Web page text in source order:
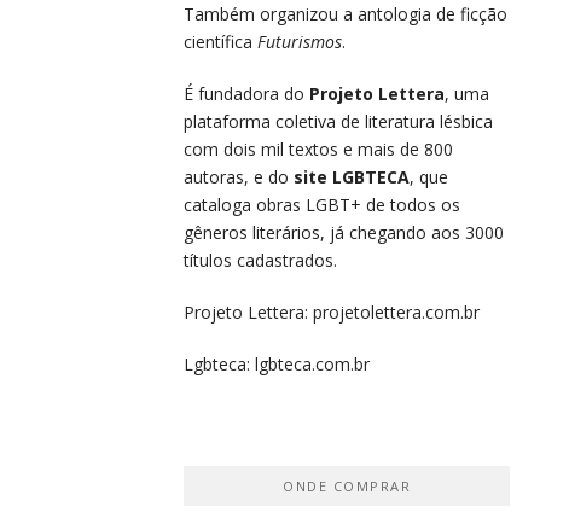
Também organizou a antologia de ficção
científica Futurismos.
É fundadora do Projeto Lettera, uma
plataforma coletiva de literatura lésbica
com dois mil textos e mais de 800
autoras, e do site LGBTECA, que
cataloga obras LGBT+ de todos os
gêneros literários, já chegando aos 3000
títulos cadastrados.
Projeto Lettera: projetolettera.com.br
Lgbteca: lgbteca.com.br
ONDE COMPRAR